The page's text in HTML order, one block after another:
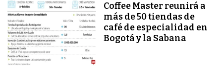
Coffee Master reunirá a
más de 50 tiendas de
café de especialidad en
Bogotá y la Sabana